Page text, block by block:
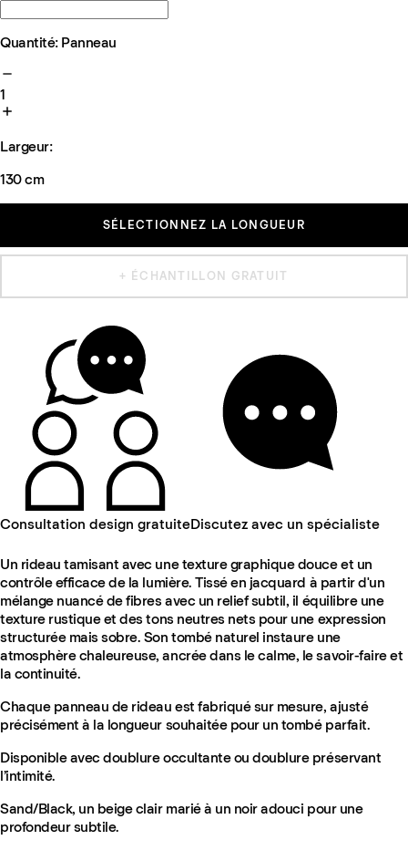
Quantité: Panneau
1
Largeur:
130 cm
SÉLECTIONNEZ LA LONGUEUR
+ ÉCHANTILLON GRATUIT
Consultation design gratuiteDiscutez avec un spécialiste
Un rideau tamisant avec une texture graphique douce et un
contrôle efficace de la lumière. Tissé en jacquard à partir d'un
mélange nuancé de fibres avec un relief subtil, il équilibre une
texture rustique et des tons neutres nets pour une expression
structurée mais sobre. Son tombé naturel instaure une
atmosphère chaleureuse, ancrée dans le calme, le savoir-faire et
la continuité.
Chaque panneau de rideau est fabriqué sur mesure, ajusté
précisément à la longueur souhaitée pour un tombé parfait.
Disponible avec doublure occultante ou doublure préservant
l’intimité.
Sand/Black, un beige clair marié à un noir adouci pour une
profondeur subtile.